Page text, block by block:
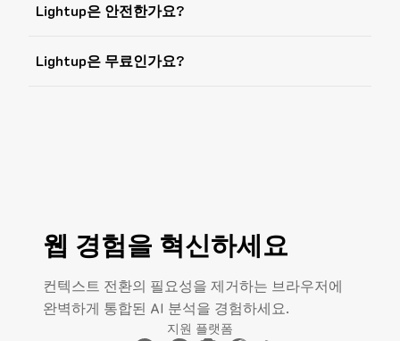
Lightup은 안전한가요?
Lightup은 무료인가요?
웹 경험을 혁신하세요
컨텍스트 전환의 필요성을 제거하는 브라우저에
완벽하게 통합된 AI 분석을 경험하세요.
지원 플랫폼